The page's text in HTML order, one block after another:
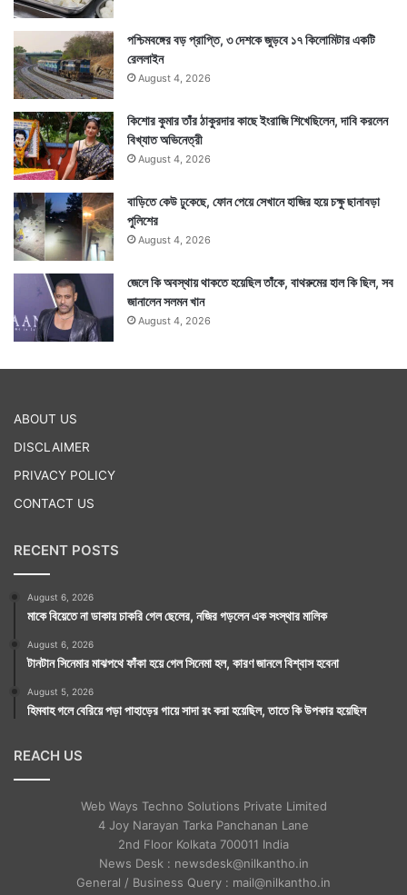
পশ্চিমবঙ্গের বড় প্রাপ্তি, ৩ দেশকে জুড়বে ১৭ কিলোমিটার একটি
রেললাইন
August 4, 2026
কিশোর কুমার তাঁর ঠাকুরদার কাছে ইংরাজি শিখেছিলেন, দাবি করলেন
বিখ্যাত অভিনেত্রী
August 4, 2026
বাড়িতে কেউ ঢুকেছে, ফোন পেয়ে সেখানে হাজির হয়ে চক্ষু ছানাবড়া
পুলিশের
August 4, 2026
জেলে কি অবস্থায় থাকতে হয়েছিল তাঁকে, বাথরুমের হাল কি ছিল, সব
জানালেন সলমন খান
August 4, 2026
ABOUT US
DISCLAIMER
PRIVACY POLICY
CONTACT US
RECENT POSTS
August 6, 2026
মাকে বিয়েতে না ডাকায় চাকরি গেল ছেলের, নজির গড়লেন এক সংস্থার মালিক
August 6, 2026
টানটান সিনেমার মাঝপথে ফাঁকা হয়ে গেল সিনেমা হল, কারণ জানলে বিশ্বাস হবেনা
August 5, 2026
হিমবাহ গলে বেরিয়ে পড়া পাহাড়ের গায়ে সাদা রং করা হয়েছিল, তাতে কি উপকার হয়েছিল
REACH US
Web Ways Techno Solutions Private Limited
4 Joy Narayan Tarka Panchanan Lane
2nd Floor Kolkata 700011 India
News Desk : newsdesk@nilkantho.in
General / Business Query : mail@nilkantho.in